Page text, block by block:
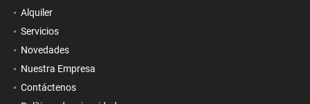
Alquiler
Servicios
Novedades
Nuestra Empresa
Contáctenos